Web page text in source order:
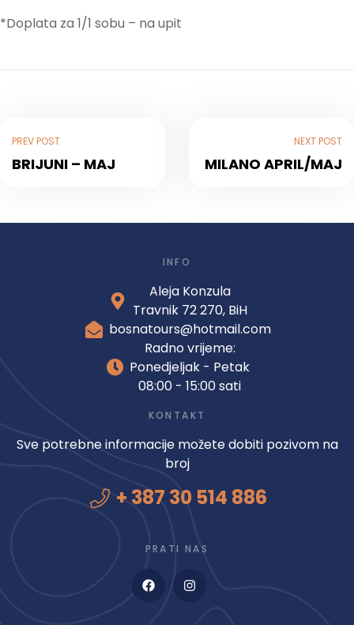
*Doplata za 1/1 sobu – na upit
PREV POST
BRIJUNI – MAJ
NEXT POST
MILANO APRIL/MAJ
INFO
Aleja Konzula
Travnik 72 270, BiH
bosnatours@hotmail.com
Radno vrijeme:
Ponedjeljak - Petak
08:00 - 15:00 sati
KONTAKT
Sve potrebne informacije možete dobiti pozivom na
broj
+ 387 30 514 886
PRATI NAS